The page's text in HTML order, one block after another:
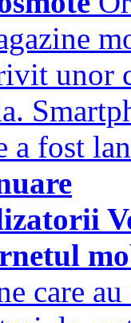
unor
a fost
care